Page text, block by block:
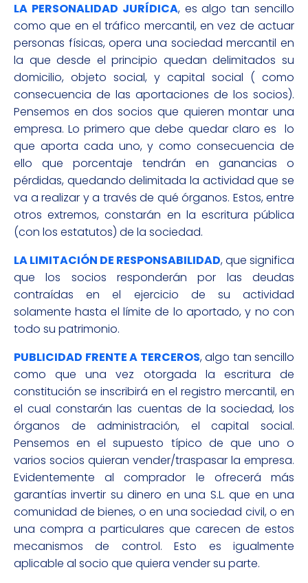
LA PERSONALIDAD JURÍDICA, es algo tan sencillo
como que en el tráfico mercantil, en vez de actuar
personas físicas, opera una sociedad mercantil en
la que desde el principio quedan delimitados su
domicilio, objeto social, y capital social ( como
consecuencia de las aportaciones de los socios).
Pensemos en dos socios que quieren montar una
empresa. Lo primero que debe quedar claro es lo
que aporta cada uno, y como consecuencia de
ello que porcentaje tendrán en ganancias o
pérdidas, quedando delimitada la actividad que se
va a realizar y a través de qué órganos. Estos, entre
otros extremos, constarán en la escritura pública
(con los estatutos) de la sociedad.
LA LIMITACIÓN DE RESPONSABILIDAD, que significa
que los socios responderán por las deudas
contraídas en el ejercicio de su actividad
solamente hasta el límite de lo aportado, y no con
todo su patrimonio.
PUBLICIDAD FRENTE A TERCEROS, algo tan sencillo
como que una vez otorgada la escritura de
constitución se inscribirá en el registro mercantil, en
el cual constarán las cuentas de la sociedad, los
órganos de administración, el capital social.
Pensemos en el supuesto típico de que uno o
varios socios quieran vender/traspasar la empresa.
Evidentemente al comprador le ofrecerá más
garantías invertir su dinero en una S.L. que en una
comunidad de bienes, o en una sociedad civil, o en
una compra a particulares que carecen de estos
mecanismos de control. Esto es igualmente
aplicable al socio que quiera vender su parte.